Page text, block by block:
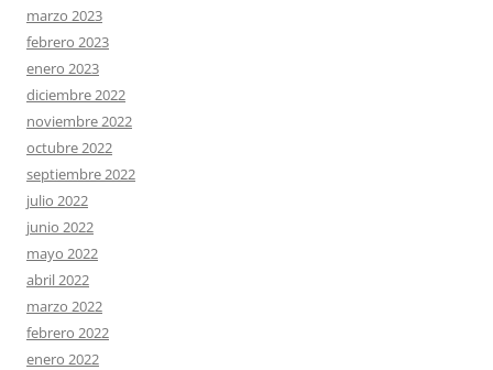
marzo 2023
febrero 2023
enero 2023
diciembre 2022
noviembre 2022
octubre 2022
septiembre 2022
julio 2022
junio 2022
mayo 2022
abril 2022
marzo 2022
febrero 2022
enero 2022